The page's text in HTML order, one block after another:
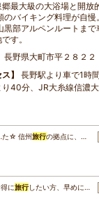
最大級の大浴場と開放
のバイキング料理が自
黒部アルペンルートま
す。
長野県大町市平２８２２
ス
長野駅より車で1時
り40分、JR大糸線信濃
た☆ 信州旅行の拠点に、…
に旅行したい方、早めに…